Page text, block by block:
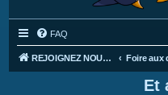
FAQ
REJOIGNEZ NOUS SUR DISCORD : https://discord.gg/4C2Bvub Foire aux
Et